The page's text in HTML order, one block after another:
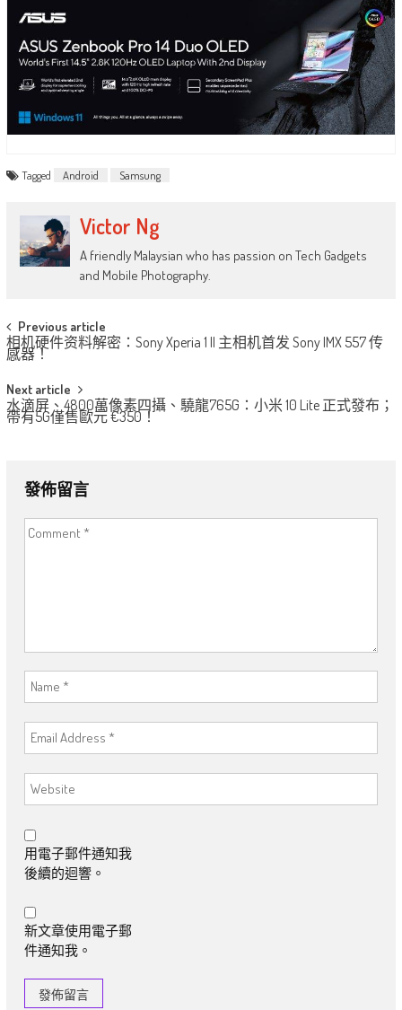
Tagged Android Samsung
Victor Ng
A friendly Malaysian who has passion on Tech Gadgets
and Mobile Photography.
Post
navigation
Previous article
相机硬件资料解密：Sony Xperia 1 II 主相机首发 Sony IMX 557 传
感器！
Next article
水滴屏、4800萬像素四攝、驍龍765G：小米 10 Lite 正式發布；
帶有5G僅售歐元 €350！
發佈留言
用電子郵件通知我
後續的迴響。
新文章使用電子郵
件通知我。